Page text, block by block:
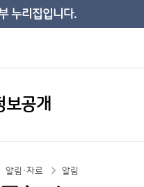
누리집입니다.
보공개
알림·자료 알림